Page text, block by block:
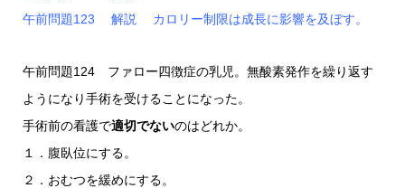
午前問題123 解説 カロリー制限は成長に影響を及ぼす。
午前問題124 ファロー四徴症の乳児。無酸素発作を繰り返す
ようになり手術を受けることになった。
手術前の看護で適切でないのはどれか。
１．腹臥位にする。
２．おむつを緩めにする。